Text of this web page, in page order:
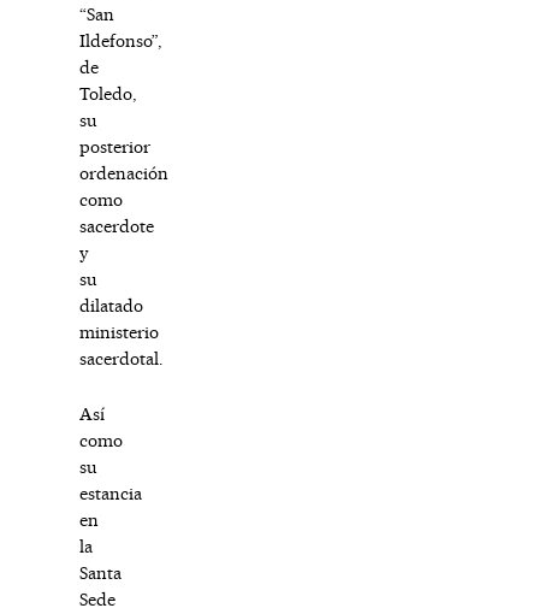
“San
Ildefonso”,
de
Toledo,
su
posterior
ordenación
como
sacerdote
y
su
dilatado
ministerio
sacerdotal.
Así
como
su
estancia
en
la
Santa
Sede